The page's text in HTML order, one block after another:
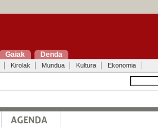
Gaiak Denda
Kirolak Mundua Kultura Ekonomia